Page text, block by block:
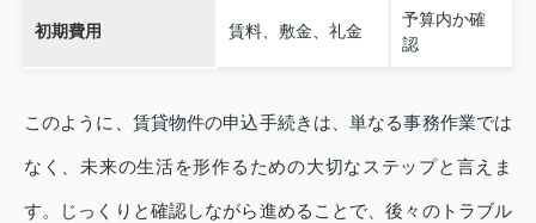
初期費用 賃料、敷金、礼金
予算内か確
認
このように、賃貸物件の申込手続きは、単なる事務作業では
なく、未来の生活を形作るための大切なステップと言えま
す。じっくりと確認しながら進めることで、後々のトラブル